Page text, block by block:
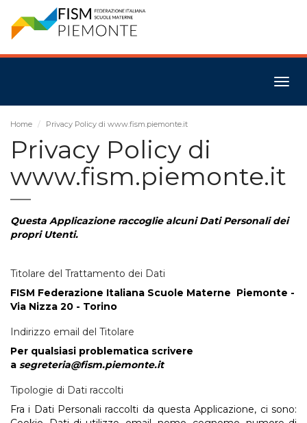
Home Privacy Policy di www.fism.piemonte.it
Privacy Policy di
www.fism.piemonte.it
Questa Applicazione raccoglie alcuni Dati Personali dei
propri Utenti.
Titolare del Trattamento dei Dati
FISM Federazione Italiana Scuole Materne Piemonte -
Via Nizza 20 - Torino
Indirizzo email del Titolare
Per qualsiasi problematica scrivere
a segreteria@fism.piemonte.it
Tipologie di Dati raccolti
Fra i Dati Personali raccolti da questa Applicazione, ci sono: